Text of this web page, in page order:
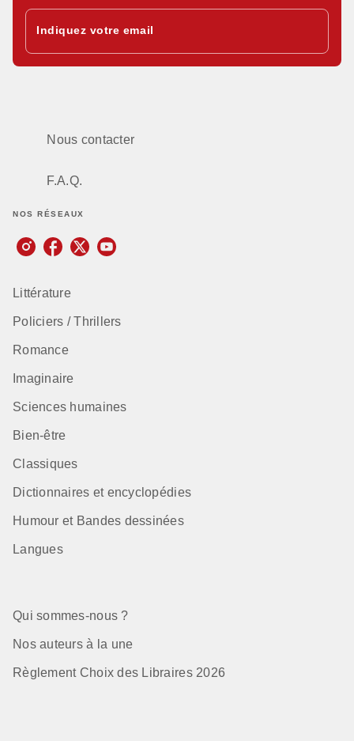
Indiquez votre email
Nous contacter
F.A.Q.
NOS RÉSEAUX
Littérature
Policiers / Thrillers
Romance
Imaginaire
Sciences humaines
Bien-être
Classiques
Dictionnaires et encyclopédies
Humour et Bandes dessinées
Langues
Qui sommes-nous ?
Nos auteurs à la une
Règlement Choix des Libraires 2026